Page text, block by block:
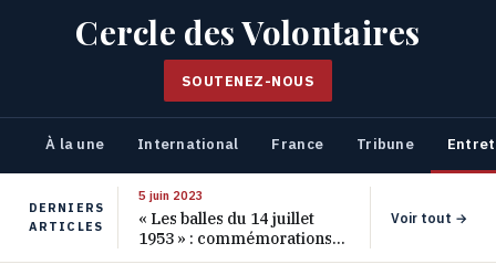
Cercle des Volontaires
SOUTENEZ-NOUS
À la une International France Tribune
DERNIERS
ARTICLES
5 juin 2023
« Les balles du 14 juillet
1953 » : commémorations
pour les 70 ans de ce
Voir tout →